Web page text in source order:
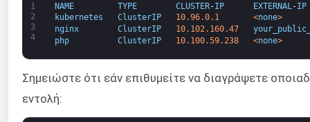
1
2
3
4
NAME TYPE CLUSTER-IP EXTERNAL -IP
kubernetes
ClusterIP 10.96.0.1 <none>
nginx
ClusterIP 10.102.160.47
php
ClusterIP 10.100.59.238 <none>
Σημειώστε ότι εάν επιθυμείτε να διαγράψετε
εντολή: